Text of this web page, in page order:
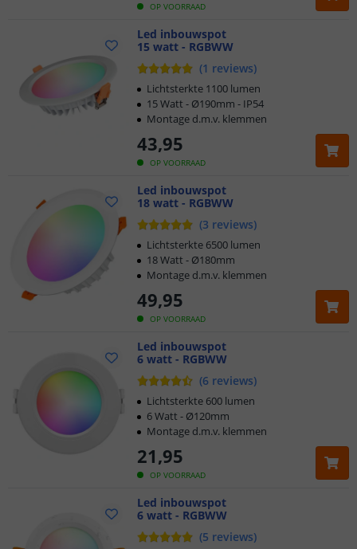
OP VOORRAAD
Led inbouwspot
15 watt - RGBWW
(1 reviews)
OP VOORRAAD
43,95
Lichtsterkte 1100 lumen
15 Watt - Ø190mm - IP54
Montage d.m.v. klemmen
Led inbouwspot
18 watt - RGBWW
(3 reviews)
OP VOORRAAD
49,95
Lichtsterkte 6500 lumen
18 Watt - Ø180mm
Montage d.m.v. klemmen
Led inbouwspot
6 watt - RGBWW
(6 reviews)
OP VOORRAAD
21,95
Lichtsterkte 600 lumen
6 Watt - Ø120mm
Montage d.m.v. klemmen
Led inbouwspot
6 watt - RGBWW
(5 reviews)
Voor 23:45 uur besteld,